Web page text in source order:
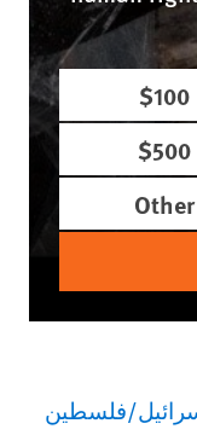
$100
$500
Other
فلسطين